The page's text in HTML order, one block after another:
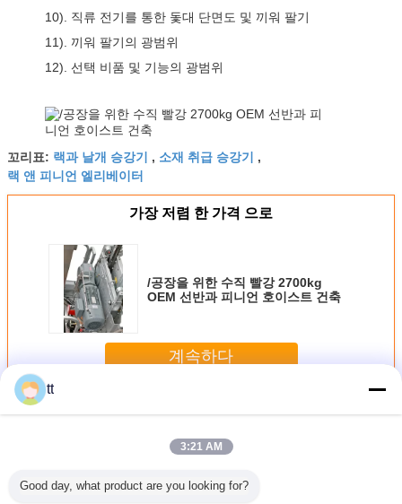
10). 직류 전기를 통한 돛대 단면도 및 끼워 팔기
11). 끼워 팔기의 광범위
12). 선택 비품 및 기능의 광범위
꼬리표: 랙과 날개 승강기 , 소재 취급 승강기 ,
랙 앤 피니언 엘리베이터
가장 저렴 한 가격 으로
/공장을 위한 수직 빨강 2700kg
OEM 선반과 피니언 호이스트 건축
계속하다
더 많은 것
tt
3:21 AM
Good day, what product are you looking for?